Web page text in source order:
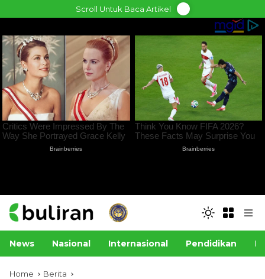
to
Scroll Untuk Baca Artikel
News Nasional Internasional Pendidikan
Home Berita